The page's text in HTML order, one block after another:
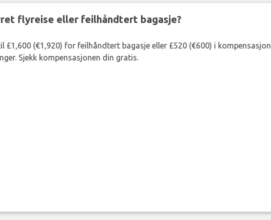
flyreise eller feilhåndtert bagasje?
£1,600 (€1,920) for feilhåndtert bagasje eller £520 (€600) i
Sjekk kompensasjonen din gratis.